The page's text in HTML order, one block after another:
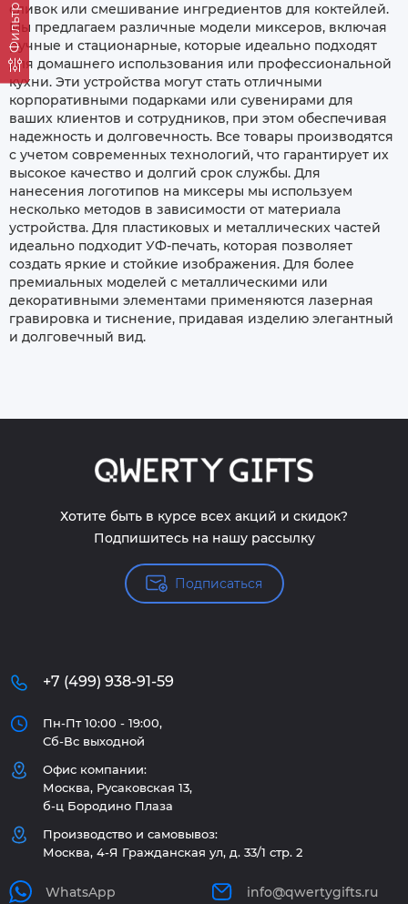
Фильтр
сливок или смешивание ингредиентов для коктейлей.
Мы предлагаем различные модели миксеров, включая
ручные и стационарные, которые идеально подходят
для домашнего использования или профессиональной
кухни. Эти устройства могут стать отличными
корпоративными подарками или сувенирами для
ваших клиентов и сотрудников, при этом обеспечивая
надежность и долговечность. Все товары производятся
с учетом современных технологий, что гарантирует их
высокое качество и долгий срок службы. Для
нанесения логотипов на миксеры мы используем
несколько методов в зависимости от материала
устройства. Для пластиковых и металлических частей
идеально подходит УФ-печать, которая позволяет
создать яркие и стойкие изображения. Для более
премиальных моделей с металлическими или
декоративными элементами применяются лазерная
гравировка и тиснение, придавая изделию элегантный
и долговечный вид.
Хотите быть в курсе всех акций и скидок?
Подпишитесь на нашу рассылку
Подписаться
+7 (499) 938-91-59
Пн-Пт 10:00 - 19:00,
Сб-Вс выходной
Офис компании:
Москва, Русаковская 13,
б-ц Бородино Плаза
Производство и самовывоз:
Москва, 4-Я Гражданская ул, д. 33/1 стр. 2
WhatsApp info@qwertygifts.ru